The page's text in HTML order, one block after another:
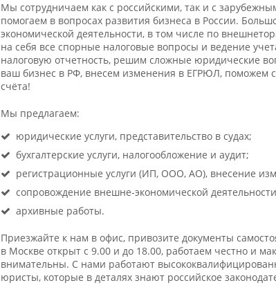
Мы сотрудничаем как с российскими, так и с
помогаем в вопросах развития бизнеса в России.
экономической деятельности, в том числе по
на себя все спорные налоговые вопросы и ведение
налоговую отчетность, решим сложные юридические
ваш бизнес в РФ, внесем изменения в ЕГРЮЛ, поможем
счёта!
Мы предлагаем:
юридические услуги, представительство в судах;
бухгалтерские услуги, налогообложение и аудит;
регистрационные услуги (ИП, ООО, АО), внесение
сопровождение внешне-экономической
архивные работы.
Приезжайте к нам в офис, привозите документы
в Москве открыт с 9.00 и до 18.00, работаем честно и
внимательны. С нами работают
юристы, которые в деталях знают российское